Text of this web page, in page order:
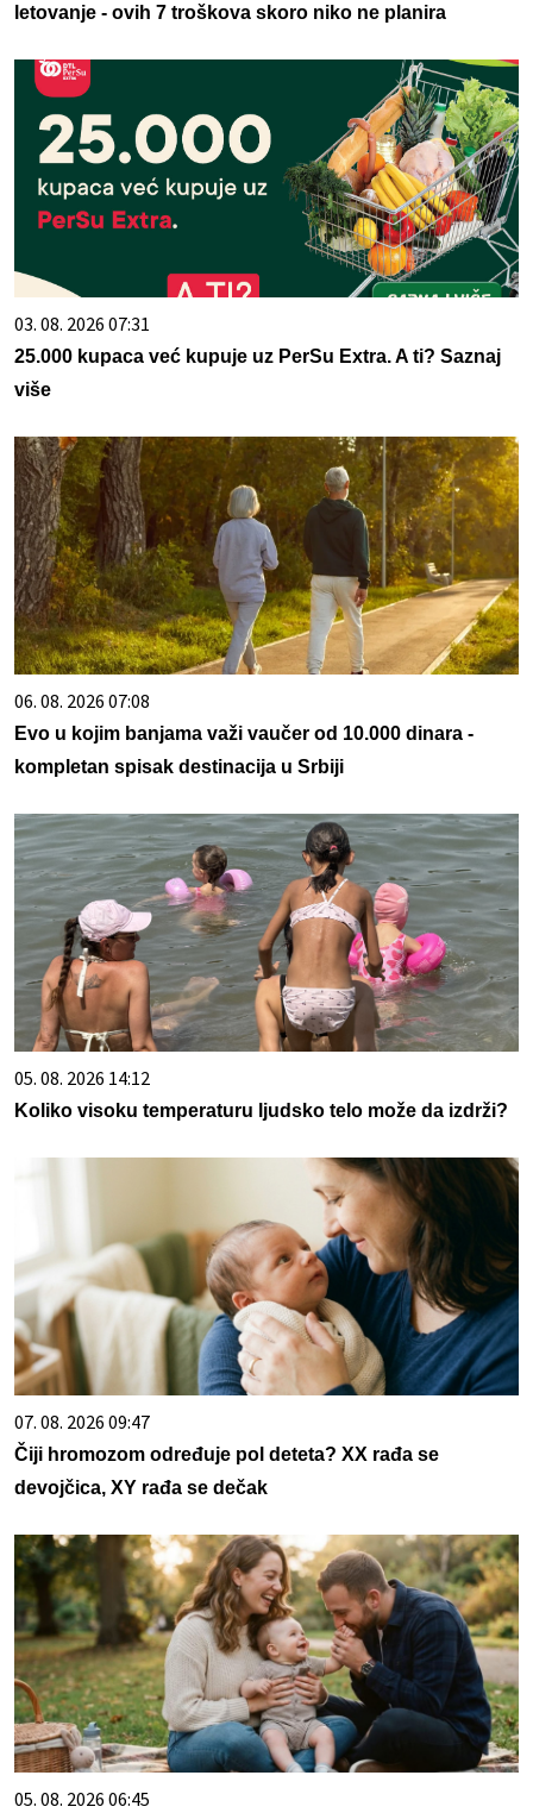
letovanje - ovih 7 troškova skoro niko ne planira
03. 08. 2026 07:31
25.000 kupaca već kupuje uz PerSu Extra. A ti? Saznaj
više
06. 08. 2026 07:08
Evo u kojim banjama važi vaučer od 10.000 dinara -
kompletan spisak destinacija u Srbiji
05. 08. 2026 14:12
Koliko visoku temperaturu ljudsko telo može da izdrži?
07. 08. 2026 09:47
Čiji hromozom određuje pol deteta? XX rađa se
devojčica, XY rađa se dečak
05. 08. 2026 06:45